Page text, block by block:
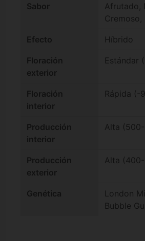
Sabor
Afrutado,
Cremoso,
Efecto Híbrido
Floración
exterior
Estándar
Floración
interior
Rápida (-
Producción
interior
Alta
Producción
exterior
Alta
Genética
London
Bubble